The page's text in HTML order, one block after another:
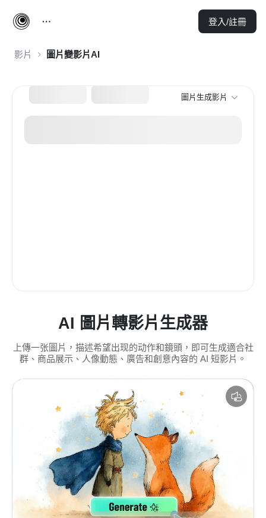
登入/註冊
影片 圖片變影片AI
AI 圖片轉影片生成器
上傳一张圖片，描述希望出现的动作和鏡頭，即可生成適合社
群、商品展示、人像動態、廣告和創意內容的 AI 短影片。
圖片生成影片